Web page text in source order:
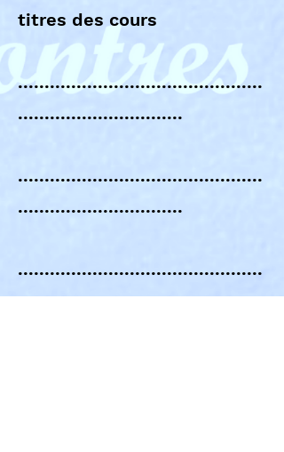
titres des cours
..............................................
...............................
..............................................
...............................
..............................................
................................